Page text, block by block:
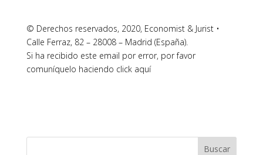
© Derechos reservados, 2020, Economist & Jurist •
Calle Ferraz, 82 – 28008 – Madrid (España).
Si ha recibido este email por error, por favor
comuníquelo haciendo click aquí